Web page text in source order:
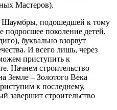
Мастеров).
Шаумбры, подошедшей к тому
подросшее поколение детей,
буквально взорвут
И всего лишь, через
приступить к
Начнем строительство
Земле – Золотого Века
к последнему,
завершит строительство